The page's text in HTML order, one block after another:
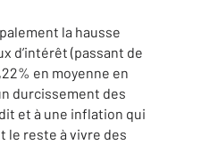
la hausse
d’intérêt (passant de
en moyenne en
durcissement des
et à une inflation qui
le reste à vivre des